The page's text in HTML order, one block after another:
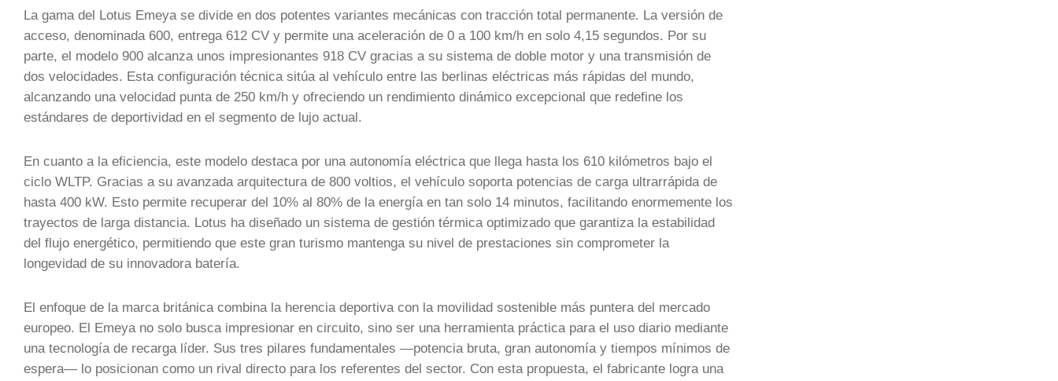
La gama del Lotus Emeya se divide en dos potentes variantes mecánicas con tracción total permanente. La versión de
acceso, denominada 600, entrega 612 CV y permite una aceleración de 0 a 100 km/h en solo 4,15 segundos. Por su
parte, el modelo 900 alcanza unos impresionantes 918 CV gracias a su sistema de doble motor y una transmisión de
dos velocidades. Esta configuración técnica sitúa al vehículo entre las berlinas eléctricas más rápidas del mundo,
alcanzando una velocidad punta de 250 km/h y ofreciendo un rendimiento dinámico excepcional que redefine los
estándares de deportividad en el segmento de lujo actual.
En cuanto a la eficiencia, este modelo destaca por una autonomía eléctrica que llega hasta los 610 kilómetros bajo el
ciclo WLTP. Gracias a su avanzada arquitectura de 800 voltios, el vehículo soporta potencias de carga ultrarrápida de
hasta 400 kW. Esto permite recuperar del 10% al 80% de la energía en tan solo 14 minutos, facilitando enormemente los
trayectos de larga distancia. Lotus ha diseñado un sistema de gestión térmica optimizado que garantiza la estabilidad
del flujo energético, permitiendo que este gran turismo mantenga su nivel de prestaciones sin comprometer la
longevidad de su innovadora batería.
El enfoque de la marca británica combina la herencia deportiva con la movilidad sostenible más puntera del mercado
europeo. El Emeya no solo busca impresionar en circuito, sino ser una herramienta práctica para el uso diario mediante
una tecnología de recarga líder. Sus tres pilares fundamentales —potencia bruta, gran autonomía y tiempos mínimos de
espera— lo posicionan como un rival directo para los referentes del sector. Con esta propuesta, el fabricante logra una